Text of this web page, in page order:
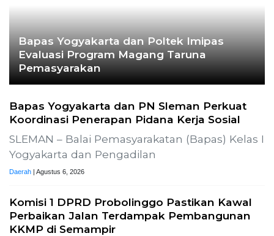
Bapas Yogyakarta dan Poltek Imipas
Evaluasi Program Magang Taruna
Pemasyarakan
Bapas Yogyakarta dan PN Sleman Perkuat
Koordinasi Penerapan Pidana Kerja Sosial
SLEMAN – Balai Pemasyarakatan (Bapas) Kelas I
Yogyakarta dan Pengadilan
Daerah | Agustus 6, 2026
Komisi 1 DPRD Probolinggo Pastikan Kawal
Perbaikan Jalan Terdampak Pembangunan
KKMP di Semampir